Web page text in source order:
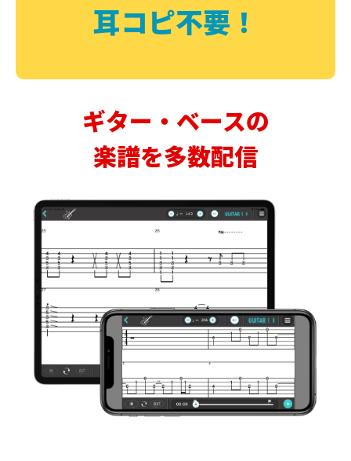
耳コピ不要！
ギター・ベースの
楽譜を多数配信